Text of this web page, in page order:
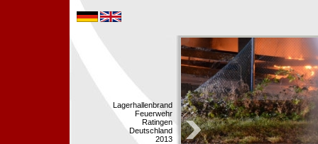
Lagerhallenbrand
Feuerwehr
Ratingen
Deutschland
2013